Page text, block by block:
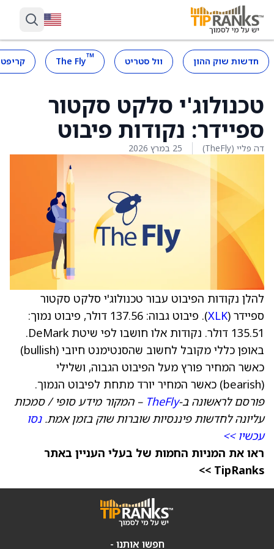
חדשות שוק ההון וול סטריט ™
The Fly
טכנולוג'י סלקט סקטור
ספיידר: נקודות פיבוט
דה פליי (TheFly) 25 במרץ 2026
להלן נקודות הפיבוט עבור טכנולוג'י סלקט סקטור
ספיידר (XLK
). פיבוט גבוה: 137.56 דולר, פיבוט נמוך:
135.51 דולר. נקודות אלו חושבו לפי שיטת DeMark.
באופן כללי מקובל לחשוב שהסנטימנט חיובי (bullish)
כאשר המחיר פורץ מעל הפיבוט הגבוה, ושלילי
(bearish) כאשר המחיר יורד מתחת לפיבוט הנמוך.
פורסם לראשונה ב-TheFly – המקור מידע סופי / סמכות
עליונה לחדשות פיננסיות שוברות שוק בזמן אמת.נסו
עכשיו >>
ראו את המניות החמות של בעלי העניין באתר
TipRanks >>
חפשו אותנו -